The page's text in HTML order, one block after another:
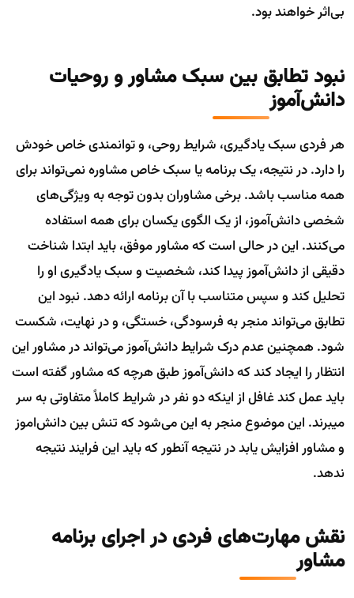
بی‌اثر خواهند بود.
نبود تطابق بین سبک مشاور و روحیات
دانش‌آموز
هر فردی سبک یادگیری، شرایط روحی، و توانمندی خاص خودش
را دارد. در نتیجه، یک برنامه یا سبک خاص مشاوره نمی‌تواند برای
همه مناسب باشد. برخی مشاوران بدون توجه به ویژگی‌های
شخصی دانش‌آموز، از یک الگوی یکسان برای همه استفاده
می‌کنند. این در حالی است که مشاور موفق، باید ابتدا شناخت
دقیقی از دانش‌آموز پیدا کند، شخصیت و سبک یادگیری او را
تحلیل کند و سپس متناسب با آن برنامه ارائه دهد. نبود این
تطابق می‌تواند منجر به فرسودگی، خستگی، و در نهایت، شکست
شود. همچنین عدم درک شرایط دانش‌آموز می‌تواند در مشاور این
انتظار را ایجاد کند که دانش‌آموز طبق هرچه که مشاور گفته است
باید عمل کند غافل از اینکه دو نفر در شرایط کاملاً متفاوتی به سر
میبرند. این موضوع منجر به این می‌شود که تنش بین دانش‌اموز
و مشاور افزایش یابد در نتیجه آنطور که باید این فرایند نتیجه
ندهد.
نقش مهارت‌های فردی در اجرای برنامه
مشاور